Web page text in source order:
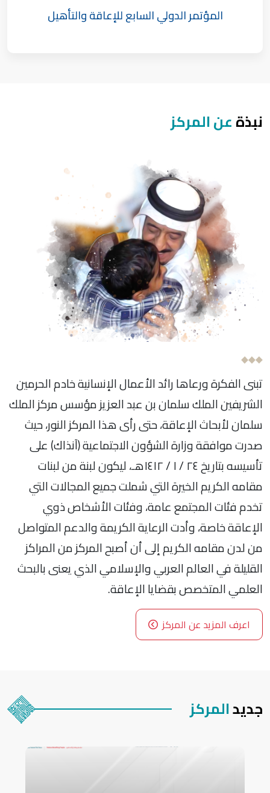
المؤتمر الدولي السابع للإعاقة والتأهيل
نبذةعن المركز
تبنى الفكرة ورعاها رائد الأعمال الإنسانية خادم الحرمين
الشريفين الملك سلمان بن عبد العزيز مؤسس مركز الملك
سلمان لأبحاث الإعاقة، حتى رأى هذا المركز النور، حيث
صدرت موافقة وزارة الشؤون الاجتماعية (آنذاك) على
تأسيسه بتاريخ ٢٤ / ١ / ١٤١٢هـ، ليكون لبنة من لبنات
مقامه الكريم الخيرة التي شملت جميع المجالات التي
تخدم فئات المجتمع عامة، وفئات الأشخاص ذوي
الإعاقة خاصة، وأدت الرعاية الكريمة والدعم المتواصل
من لدن مقامه الكريم إلى أن أصبح المركز من المراكز
القليلة في العالم العربي والإسلامي الذي يعنى بالبحث
العلمي المتخصص بقضايا الإعاقة.
اعرف المزيد عن المركز
جديدالمركز